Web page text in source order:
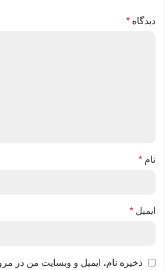
دیدگاه *
نام *
ایمیل *
ذخیره نام، ایمیل و وبسایت من در